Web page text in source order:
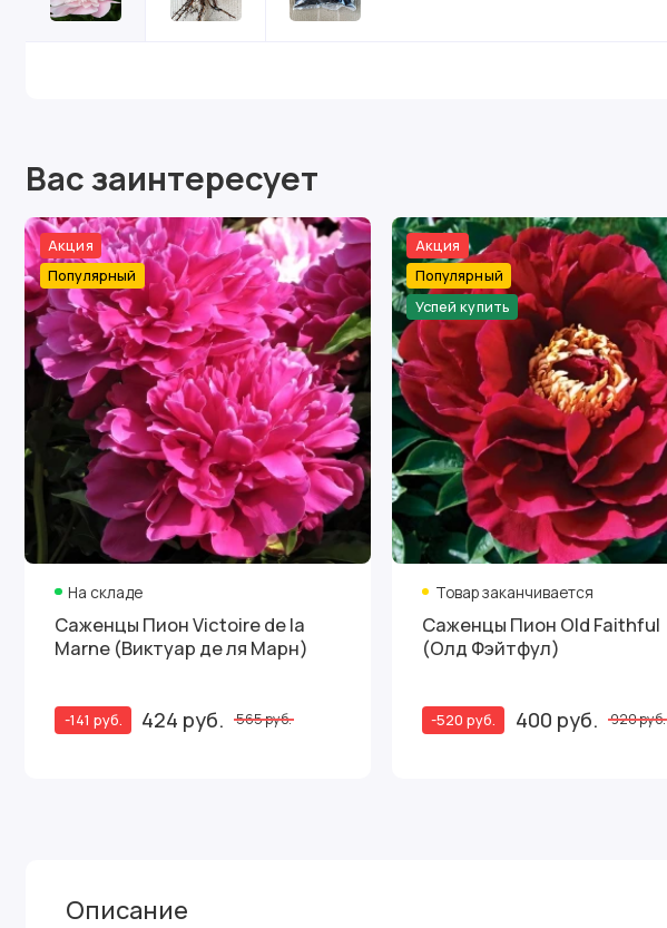
Вас заинтересует
Акция
Популярный
На складе
Саженцы Пион Victoire de la
Marne (Виктуар де ля Марн)
-141 руб. 424 руб. 565 руб.
Акция
Популярный
Успей купить
Товар заканчивается
Саженцы Пион Old Faithful
(Олд Фэйтфул)
-520 руб. 400 руб. 920 руб.
Описание